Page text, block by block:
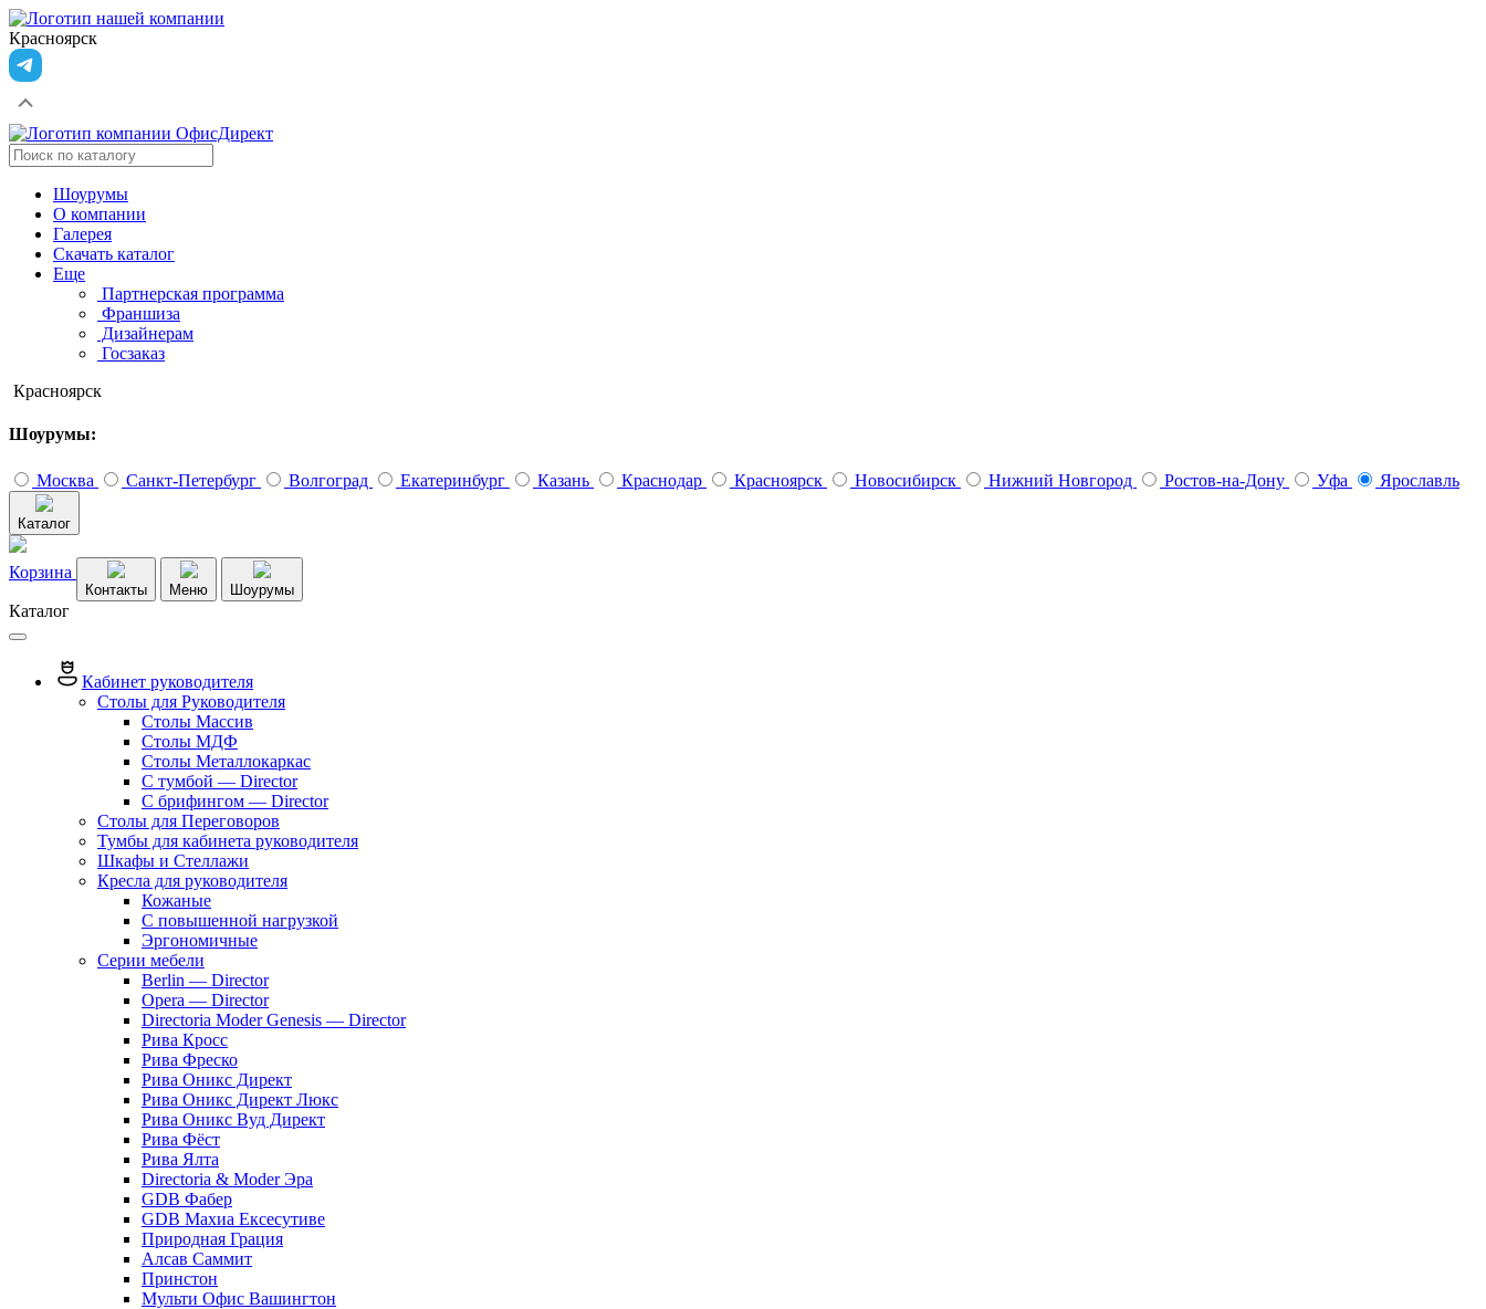
Красноярск
Шоурумы
О компании
Галерея
Скачать каталог
Еще
Партнерская программа
Франшиза
Дизайнерам
Госзаказ
Красноярск
Шоурумы:
Москва Санкт-Петербург Волгоград Екатеринбург Казань Краснодар Красноярск Новосибирск Нижний Новгород Ростов-на-Дону Уфа Ярославль
Каталог
Корзина
Контакты Меню Шоурумы
Каталог
Кабинет руководителя
Столы для Руководителя
Столы Массив
Столы МДФ
Столы Металлокаркас
С тумбой — Director
C брифингом — Director
Столы для Переговоров
Тумбы для кабинета руководителя
Шкафы и Стеллажи
Кресла для руководителя
Кожаные
С повышенной нагрузкой
Эргономичные
Серии мебели
Berlin — Director
Opera — Director
Directoria Moder Genesis — Director
Рива Кросс
Рива Фреско
Рива Оникс Директ
Рива Оникс Директ Люкс
Рива Оникс Вуд Директ
Рива Фёст
Рива Ялта
Directoria & Moder Эра
GDB Фабер
GDB Махиа Ексесутиве
Природная Грация
Алсав Саммит
Принстон
Мульти Офис Вашингтон